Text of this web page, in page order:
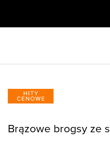
Brązowe brogsy ze